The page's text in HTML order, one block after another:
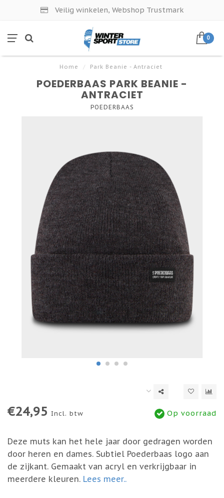
Veilig winkelen, Webshop Trustmark
0
Home / Park Beanie - Antraciet
POEDERBAAS PARK BEANIE -
ANTRACIET
POEDERBAAS
€24,95 Incl. btw Op voorraad
Deze muts kan het hele jaar door gedragen worden
door heren en dames. Subtiel Poederbaas logo aan
de zijkant. Gemaakt van acryl en verkrijgbaar in
meerdere kleuren. Lees meer..